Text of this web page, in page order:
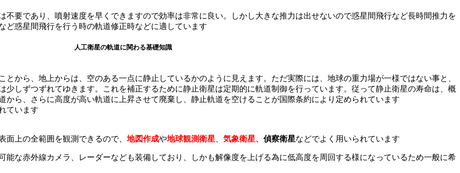
不要であり、噴射速度を早くできますので効率は非常に良い。しかし大きな推力は出せないので惑星間飛行など長時間推力を
ど惑星間飛行を行う時の軌道修正時などに適しています
人工衛星の軌道に関わる基礎知識
から、地上からは、空のある一点に静止しているかのように見えます。ただ実際には、地球の重力場が一様ではない事と、
少しずつずれてゆきます。これを補正するために静止衛星は定期的に軌道制御を行っています。従って静止衛星の寿命は、概
から、さらに高度が高い軌道に上昇させて廃棄し、静止軌道を空けることが国際条約により定められています
ています
上の全範囲を観測できるので、 地図作成や地球観測衛星、 気象衛星、 偵察衛星などでよく用いられています
能な赤外線カメラ、レーダーなども装備しており、しかも解像度を上げる為に低高度を周回する様になっているため一般に希